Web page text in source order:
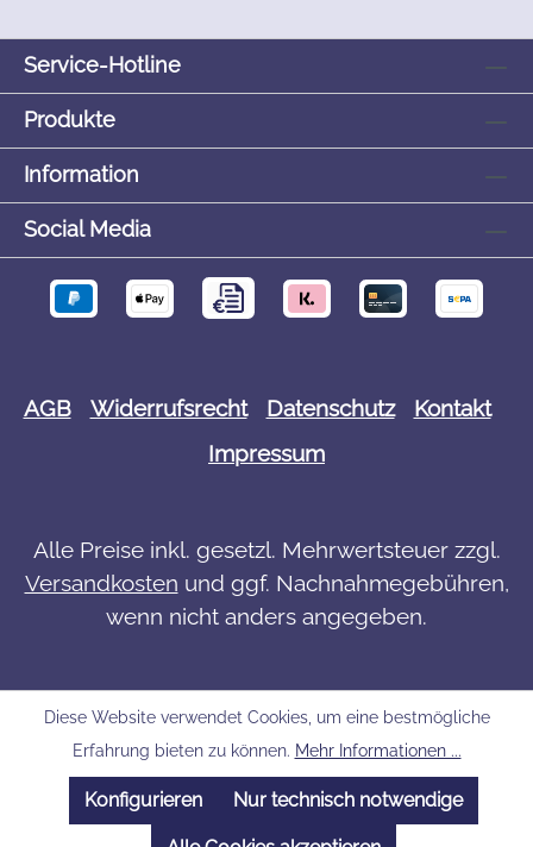
Service-Hotline
Produkte
Information
Social Media
AGB Widerrufsrecht Datenschutz
Kontakt
Impressum
Alle Preise inkl. gesetzl. Mehrwertsteuer zzgl.
Versandkosten und ggf. Nachnahmegebühren,
wenn nicht anders angegeben.
Diese Website verwendet Cookies, um eine bestmögliche
Erfahrung bieten zu können. Mehr Informationen ...
Nur technisch notwendige
Konfigurieren